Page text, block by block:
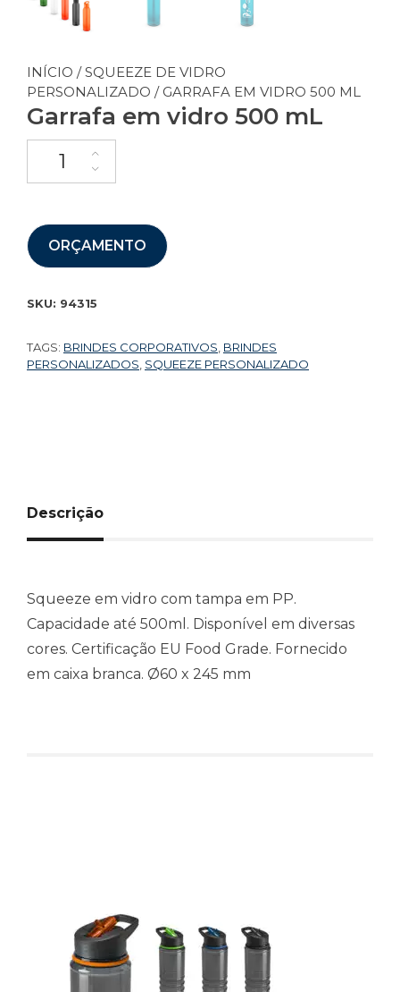
INÍCIO /SQUEEZE DE VIDRO
PERSONALIZADO / GARRAFA EM VIDRO 500 ML
Garrafa em vidro 500 mL
ORÇAMENTO
SKU: 94315
TAGS: BRINDES CORPORATIVOS BRINDES
PERSONALIZADOS SQUEEZE PERSONALIZADO
Descrição
Squeeze em vidro com tampa em PP.
Capacidade até 500ml. Disponível em diversas
cores. Certificação EU Food Grade. Fornecido
em caixa branca. Ø60 x 245 mm